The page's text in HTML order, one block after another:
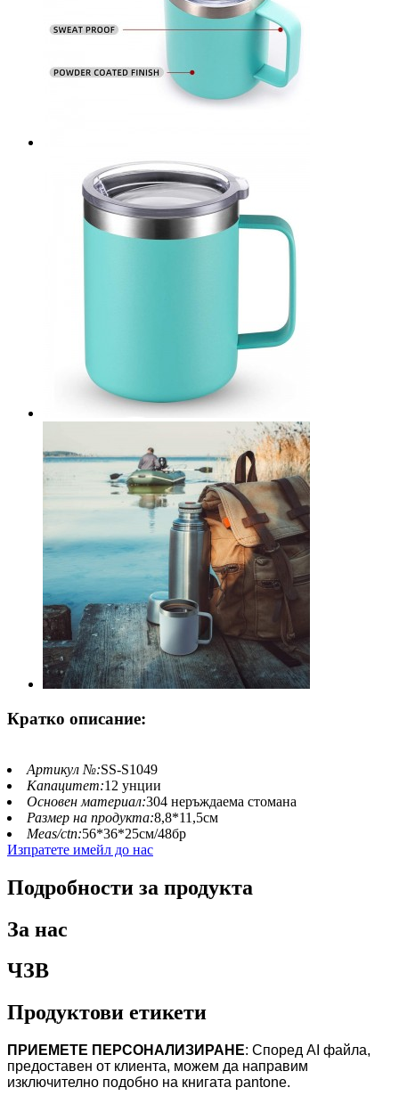
Кратко описание:
Артикул №:SS-S1049
Капацитет:12 унции
Основен материал:304 неръждаема стомана
Размер на продукта:8,8*11,5см
Meas/ctn:56*36*25см/48бр
Изпратете имейл до нас
Подробности за продукта
За нас
ЧЗВ
Продуктови етикети
ПРИЕМЕТЕ ПЕРСОНАЛИЗИРАНЕ: Според AI файла,
предоставен от клиента, можем да направим
изключително подобно на книгата pantone.